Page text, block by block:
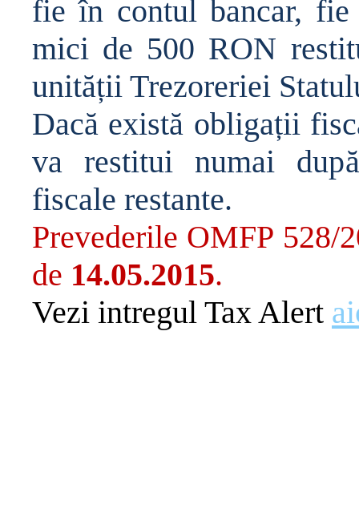
fie în contul bancar,
mici de 500 RON
unității Trezoreriei
Dacă există obligații
va restitui numai dup
fiscale restante.
Prevederile OMFP 528/
de 14.05.2015.
Vezi intregul Tax Alert